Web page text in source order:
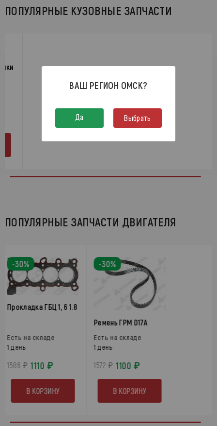
ПОПУЛЯРНЫЕ КУЗОВНЫЕ ЗАПЧАСТИ
ПОПУЛЯРНЫЕ ЗАПЧАСТИ ДВИГАТЕЛЯ
-30%
Прокладка ГБЦ 1, 6 1.8
Есть на складе
1 день
1586 ₽ 1110 ₽
В КОРЗИНУ
-30%
Ремень ГРМ D17A
Есть на складе
1 день
1572 ₽ 1100 ₽
В КОРЗИНУ
ВАШ РЕГИОН ОМСК?
Да Выбрать